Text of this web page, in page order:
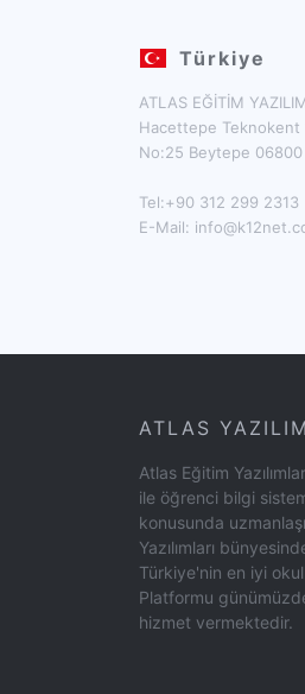
Türkiye
ATLAS EĞİTİM
Hacettepe Teknokent
No:25 Beytepe 06800
Tel:+90 312 299 2313
E-Mail:
ATLAS YAZILIM
Atlas Eğitim
ile öğrenci bilgi
konusunda
Yazılımları
Türkiye'nin en iyi okul
Platformu
hizmet vermektedir.